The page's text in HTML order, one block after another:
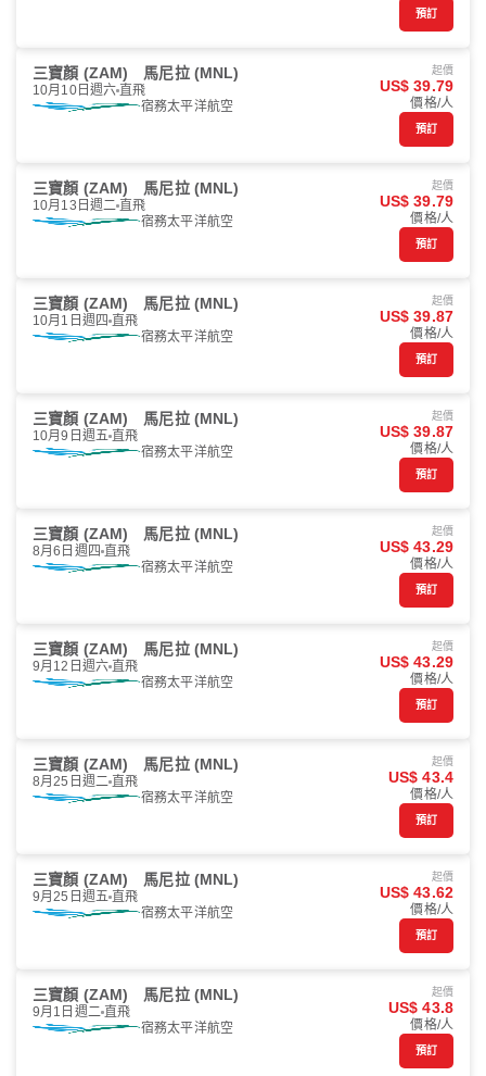
預訂
三寶顏 (ZAM) 馬尼拉 (MNL)
10月10日週六 直飛
宿務太平洋航空
起價
US$ 39.79
價格/人
預訂
三寶顏 (ZAM) 馬尼拉 (MNL)
10月13日週二 直飛
宿務太平洋航空
起價
US$ 39.79
價格/人
預訂
三寶顏 (ZAM) 馬尼拉 (MNL)
10月1日週四 直飛
宿務太平洋航空
起價
US$ 39.87
價格/人
預訂
三寶顏 (ZAM) 馬尼拉 (MNL)
10月9日週五 直飛
宿務太平洋航空
起價
US$ 39.87
價格/人
預訂
三寶顏 (ZAM) 馬尼拉 (MNL)
8月6日週四 直飛
宿務太平洋航空
起價
US$ 43.29
價格/人
預訂
三寶顏 (ZAM) 馬尼拉 (MNL)
9月12日週六 直飛
宿務太平洋航空
起價
US$ 43.29
價格/人
預訂
三寶顏 (ZAM) 馬尼拉 (MNL)
8月25日週二 直飛
宿務太平洋航空
起價
US$ 43.4
價格/人
預訂
三寶顏 (ZAM) 馬尼拉 (MNL)
9月25日週五 直飛
宿務太平洋航空
起價
US$ 43.62
價格/人
預訂
三寶顏 (ZAM) 馬尼拉 (MNL)
9月1日週二 直飛
宿務太平洋航空
起價
US$ 43.8
價格/人
預訂